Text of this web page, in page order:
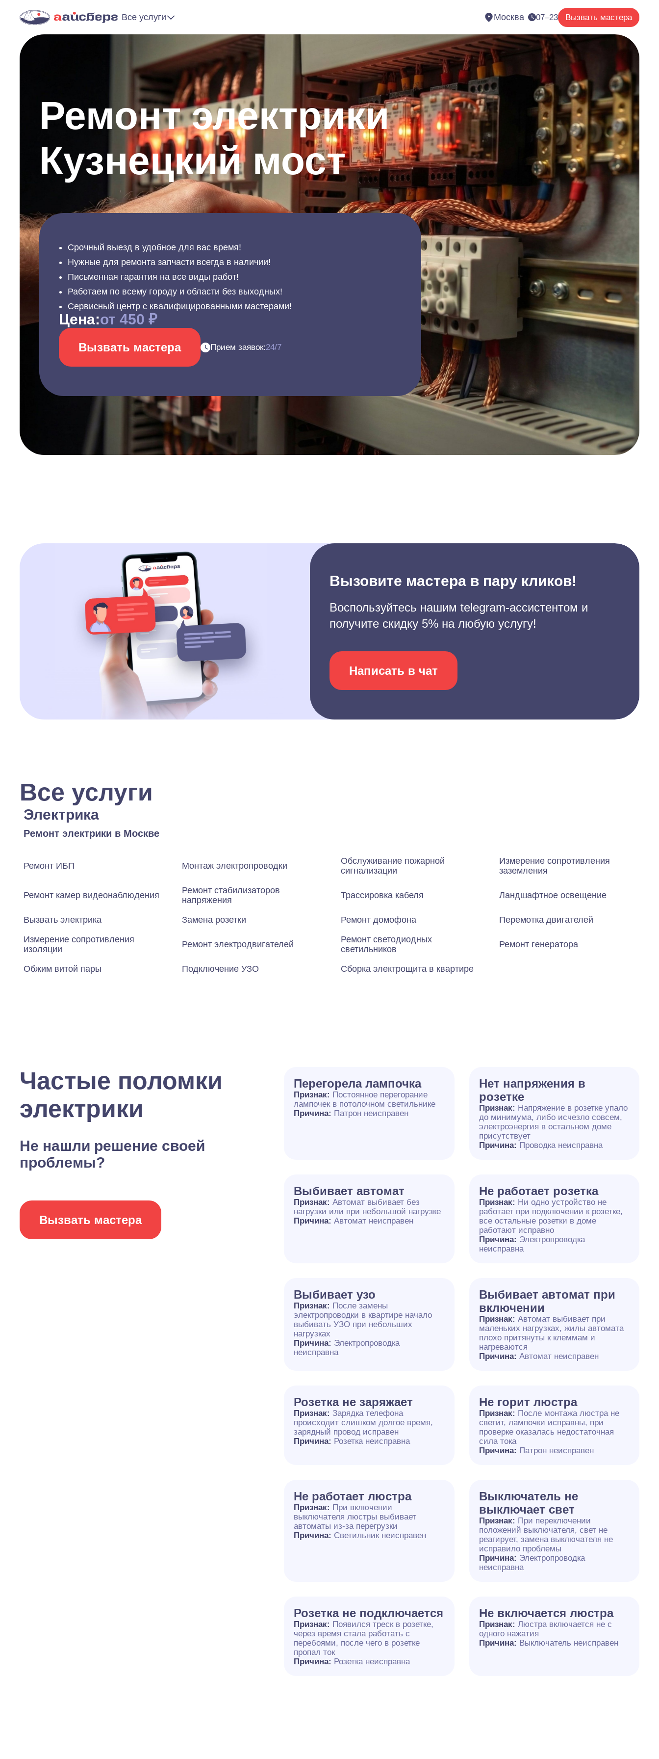
Все услуги Москва 07–23 Вызвать мастера
Ремонт электрики
Кузнецкий мост
Срочный выезд в удобное для вас время!
Нужные для ремонта запчасти всегда в наличии!
Письменная гарантия на все виды работ!
Работаем по всему городу и области без выходных!
Сервисный центр с квалифицированными мастерами!
Цена:от 450 ₽
Вызвать мастера Прием заявок:24/7
Вызовите мастера в пару кликов!
Воспользуйтесь нашим telegram-ассистентом и
получите скидку 5% на любую услугу!
Написать в чат
Все услуги
Электрика
Ремонт электрики в Москве
Ремонт ИБП Монтаж электропроводки
Обслуживание пожарной
сигнализации
Измерение сопротивления
заземления
Ремонт камер видеонаблюдения
Ремонт стабилизаторов
напряжения
Трассировка кабеля Ландшафтное освещение
Вызвать электрика Замена розетки Ремонт домофона
Перемотка двигателей
Измерение сопротивления
изоляции
Ремонт электродвигателей
Ремонт светодиодных
светильников
Ремонт генератора
Обжим витой пары Подключение УЗО Сборка электрощита в квартире
Частые поломки
электрики
Не нашли решение своей
проблемы?
Вызвать мастера
Перегорела лампочка
Признак: Постоянное перегорание
лампочек в потолочном светильнике
Причина: Патрон неисправен
Нет напряжения в
розетке
Признак: Напряжение в розетке упало
до минимума, либо исчезло совсем,
электроэнергия в остальном доме
присутствует
Причина: Проводка неисправна
Выбивает автомат
Признак:Автомат выбивает без
нагрузки или при небольшой нагрузке
Причина:Автомат неисправен
Не работает розетка
Признак: Ни одно устройство не
работает при подключении к розетке,
все остальные розетки в доме
работают исправно
Причина: Электропроводка
неисправна
Выбивает узо
Признак: После замены
электропроводки в квартире начало
выбивать УЗО при небольших
нагрузках
Причина: Электропроводка
неисправна
Выбивает автомат при
включении
Признак: Автомат выбивает при
маленьких нагрузках, жилы автомата
плохо притянуты к клеммам и
нагреваются
Причина: Автомат неисправен
Розетка не заряжает
Признак: Зарядка телефона
происходит слишком долгое время,
зарядный провод исправен
Причина: Розетка неисправна
Не горит люстра
Признак: После монтажа люстра не
светит, лампочки исправны, при
проверке оказалась недостаточная
сила тока
Причина: Патрон неисправен
Не работает люстра
Признак: При включении
выключателя люстры выбивает
автоматы из-за перегрузки
Причина: Светильник неисправен
Выключатель не
выключает свет
Признак: При переключении
положений выключателя, свет не
реагирует, замена выключателя не
исправило проблемы
Причина: Электропроводка
неисправна
Розетка не подключается
Признак: Появился треск в розетке,
через время стала работать с
перебоями, после чего в розетке
пропал ток
Причина: Розетка неисправна
Не включается люстра
Признак: Люстра включается не с
одного нажатия
Причина: Выключатель неисправен